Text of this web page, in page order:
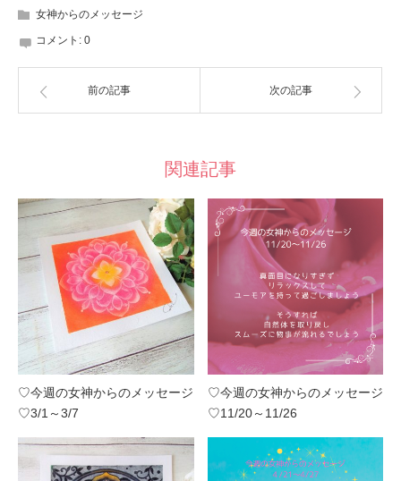
女神からのメッセージ
コメント: 0
前の記事 次の記事
関連記事
♡今週の女神からのメッセージ
♡3/1～3/7
♡今週の女神からのメッセージ
♡11/20～11/26